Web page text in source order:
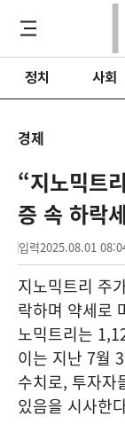
정치 사회
경제
“지노믹트
증 속 하락
입력2025.08.01
지노믹트리 주
락하며 약세로
노믹트리는
이는 지난 7월
수치로, 투자자
있음을 시사한